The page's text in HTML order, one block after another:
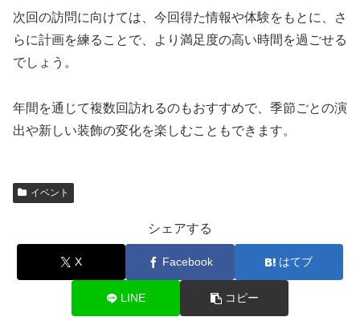
次回の訪問に向けては、今回得た情報や体験をもとに、さ
らに計画を練ることで、より満足度の高い時間を過ごせる
でしょう。
年間を通じて複数回訪れるのもおすすめで、季節ごとの演
出や新しい装飾の変化を楽しむこともできます。
イベント
シェアする
X Facebook はてブ
LINE コピー